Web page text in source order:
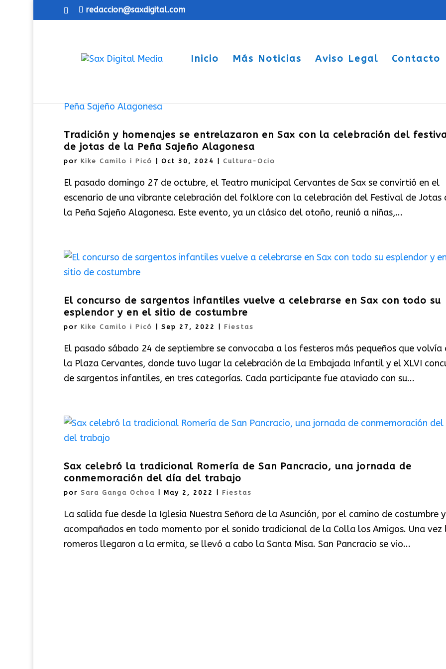
redaccion@saxdigital.com
Inicio Más Noticias Aviso Legal Contacto
Tradición y homenajes se entrelazaron en Sax con la celebración del
de jotas de la Peña Sajeño Alagonesa
por Kike Camilo i Picó Oct 30, 2024 Cultura-Ocio
El pasado domingo 27 de octubre, el Teatro municipal Cervantes de Sax se convirtió en el
escenario de una vibrante celebración del folklore con la celebración del Festival de Jotas
la Peña Sajeño Alagonesa. Este evento, ya un clásico del otoño, reunió a niñas,...
El concurso de sargentos infantiles vuelve a celebrarse en Sax con todo su
esplendor y en el sitio de costumbre
por Kike Camilo i Picó Sep 27, 2022 Fiestas
El pasado sábado 24 de septiembre se convocaba a los festeros más pequeños que volvía
la Plaza Cervantes, donde tuvo lugar la celebración de la Embajada Infantil y el XLVI
de sargentos infantiles, en tres categorías. Cada participante fue ataviado con su...
Sax celebró la tradicional Romería de San Pancracio, una jornada de
conmemoración del día del trabajo
por Sara Ganga Ochoa May 2, 2022 Fiestas
La salida fue desde la Iglesia Nuestra Señora de la Asunción, por el camino de costumbre y
acompañados en todo momento por el sonido tradicional de la Colla los Amigos. Una vez
romeros llegaron a la ermita, se llevó a cabo la Santa Misa. San Pancracio se vio...